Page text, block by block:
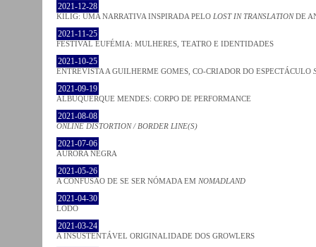
2021-12-28
KILIG: UMA NARRATIVA INSPIRADA PELO LOST IN TRANSLATIONDE
2021-11-25
FESTIVAL EUFÉMIA: MULHERES, TEATRO E IDENTIDADES
2021-10-25
ENTREVISTA A GUILHERME GOMES, CO-CRIADOR DO ESPECTÁCULO
2021-09-19
ALBUQUERQUE MENDES: CORPO DE PERFORMANCE
2021-08-08
ONLINE DISTORTION / BORDER LINE(S)
2021-07-06
AURORA NEGRA
2021-05-26
A CONFUSÃO DE SE SER NÓMADA EM NOMADLAND
2021-04-30
LODO
2021-03-24
A INSUSTENTÁVEL ORIGINALIDADE DOS GROWLERS